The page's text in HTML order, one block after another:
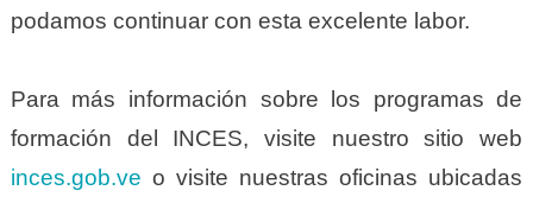
podamos continuar con esta excelente labor.
Para más información sobre los programas de
formación del INCES, visite nuestro sitio web
inces.gob.ve o visite nuestras oficinas ubicadas